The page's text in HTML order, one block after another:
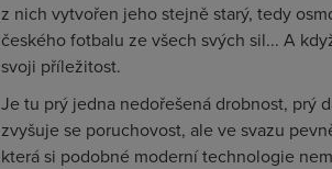
z nich vytvořen jeho stejně starý, tedy
českého fotbalu ze všech svých sil... A
svoji příležitost.
Je tu prý jedna nedořešená drobnost, prý
zvyšuje se poruchovost, ale ve svazu
která si podobné moderní technologie